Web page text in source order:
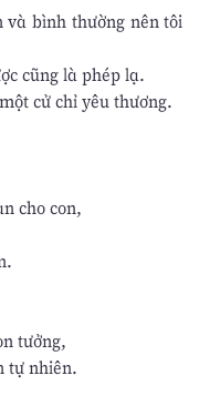
và bình thường nên tôi
cũng là phép lạ.
cử chỉ yêu thương.
cho con,
tưởng,
tự nhiên.